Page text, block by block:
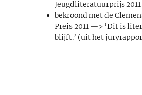
Jeugdliteratuurprijs 2011
bekroond met de
Preis 2011 —> ‘Dit is
blijft.’ (uit het